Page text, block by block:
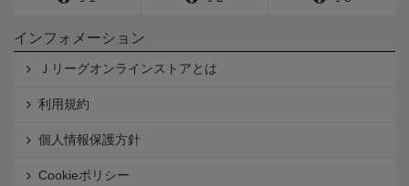
インフォメーション
Ｊリーグオンラインストアとは
利用規約
個人情報保護方針
Cookieポリシー